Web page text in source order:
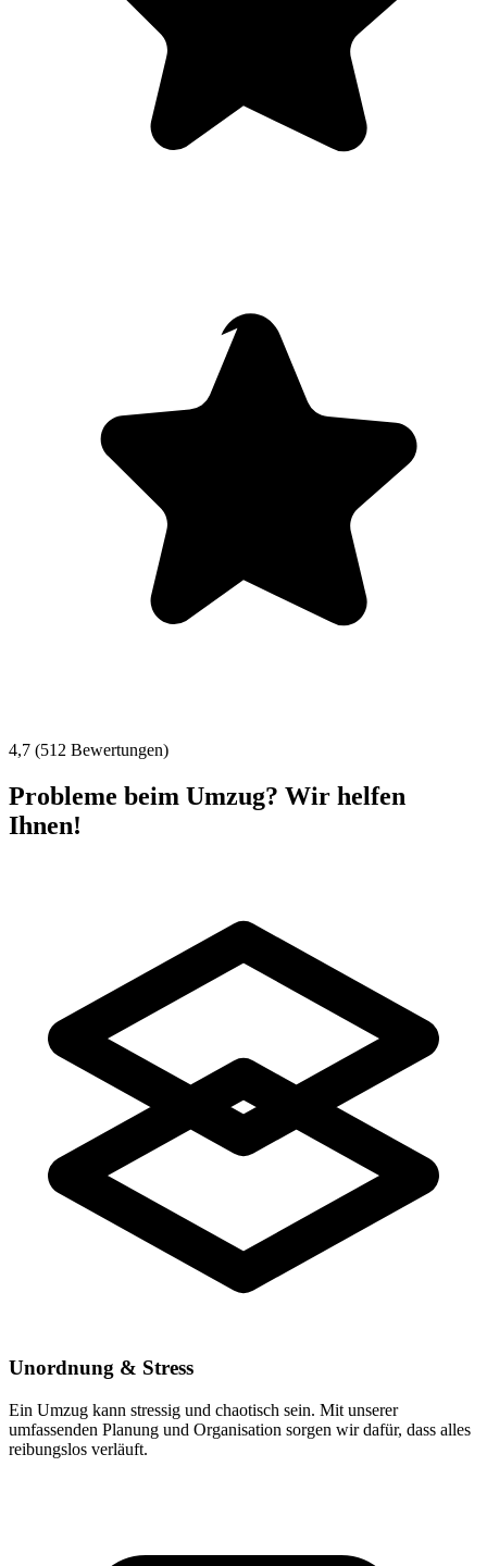
4,7 (512 Bewertungen)
Probleme beim Umzug? Wir helfen
Ihnen!
Unordnung & Stress
Ein Umzug kann stressig und chaotisch sein. Mit unserer
umfassenden Planung und Organisation sorgen wir dafür, dass alles
reibungslos verläuft.